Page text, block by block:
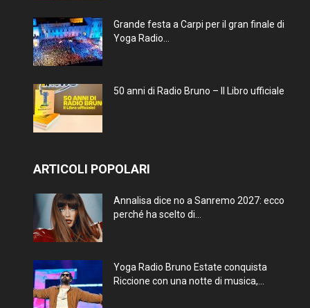
Grande festa a Carpi per il gran finale di
Yoga Radio...
50 anni di Radio Bruno – Il Libro ufficiale
ARTICOLI POPOLARI
Annalisa dice no a Sanremo 2027: ecco
perché ha scelto di...
Yoga Radio Bruno Estate conquista
Riccione con una notte di musica,...